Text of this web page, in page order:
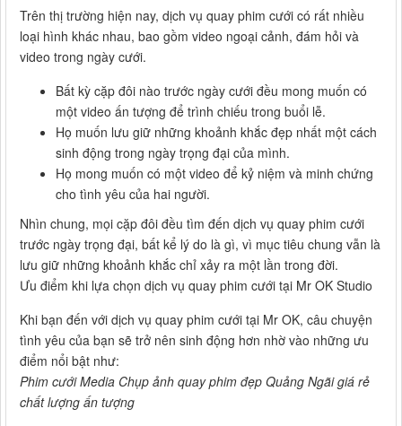
Trên thị trường hiện nay, dịch vụ quay phim cưới có rất nhiều
loại hình khác nhau, bao gồm video ngoại cảnh, đám hỏi và
video trong ngày cưới.
Bất kỳ cặp đôi nào trước ngày cưới đều mong muốn có
một video ấn tượng để trình chiếu trong buổi lễ.
Họ muốn lưu giữ những khoảnh khắc đẹp nhất một cách
sinh động trong ngày trọng đại của mình.
Họ mong muốn có một video để kỷ niệm và minh chứng
cho tình yêu của hai người.
Nhìn chung, mọi cặp đôi đều tìm đến dịch vụ quay phim cưới
trước ngày trọng đại, bất kể lý do là gì, vì mục tiêu chung vẫn là
lưu giữ những khoảnh khắc chỉ xảy ra một lần trong đời.
Ưu điểm khi lựa chọn dịch vụ quay phim cưới tại Mr OK Studio
Khi bạn đến với dịch vụ quay phim cưới tại Mr OK, câu chuyện
tình yêu của bạn sẽ trở nên sinh động hơn nhờ vào những ưu
điểm nổi bật như:
Phim cưới Media Chụp ảnh quay phim đẹp Quảng Ngãi giá rẻ
chất lượng ấn tượng